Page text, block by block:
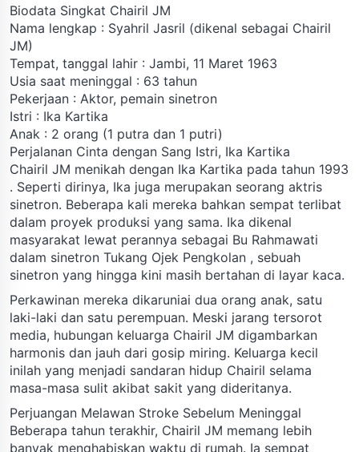
Biodata Singkat Chairil JM
Nama lengkap : Syahril Jasril (dikenal sebagai Chairil
JM)
Tempat, tanggal lahir : Jambi, 11 Maret 1963
Usia saat meninggal : 63 tahun
Pekerjaan : Aktor, pemain sinetron
Istri : Ika Kartika
Anak : 2 orang (1 putra dan 1 putri)
Perjalanan Cinta dengan Sang Istri, Ika Kartika
Chairil JM menikah dengan Ika Kartika pada tahun 1993
. Seperti dirinya, Ika juga merupakan seorang aktris
sinetron. Beberapa kali mereka bahkan sempat terlibat
dalam proyek produksi yang sama. Ika dikenal
masyarakat lewat perannya sebagai Bu Rahmawati
dalam sinetron Tukang Ojek Pengkolan , sebuah
sinetron yang hingga kini masih bertahan di layar kaca.
Perkawinan mereka dikaruniai dua orang anak, satu
laki-laki dan satu perempuan. Meski jarang tersorot
media, hubungan keluarga Chairil JM digambarkan
harmonis dan jauh dari gosip miring. Keluarga kecil
inilah yang menjadi sandaran hidup Chairil selama
masa-masa sulit akibat sakit yang dideritanya.
Perjuangan Melawan Stroke Sebelum Meninggal
Beberapa tahun terakhir, Chairil JM memang lebih
banyak menghabiskan waktu di rumah. Ia sempat